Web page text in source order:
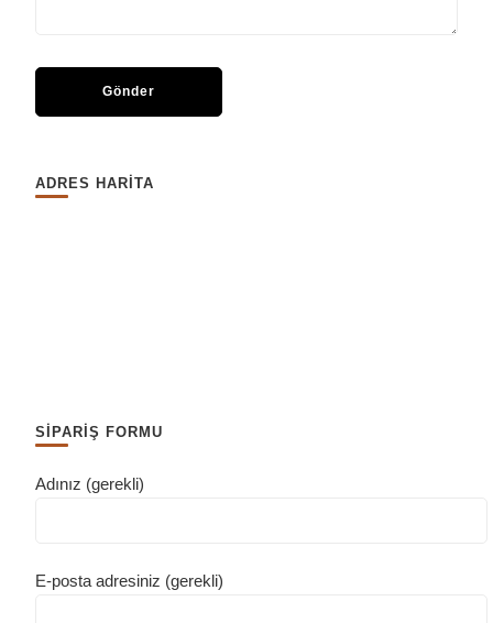
ADRES HARİTA
SİPARİŞ FORMU
Adınız (gerekli)
E-posta adresiniz (gerekli)